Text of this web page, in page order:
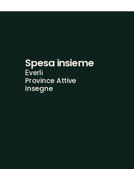
Spesa insieme
Everli
Province Attive
Insegne